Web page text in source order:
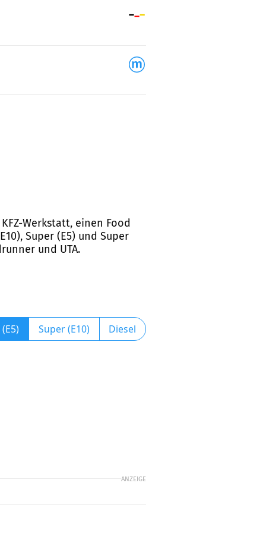
Werkstatt, einen Food
Super (E5) und Super
und UTA.
Super (E10) Diesel
ANZEIGE